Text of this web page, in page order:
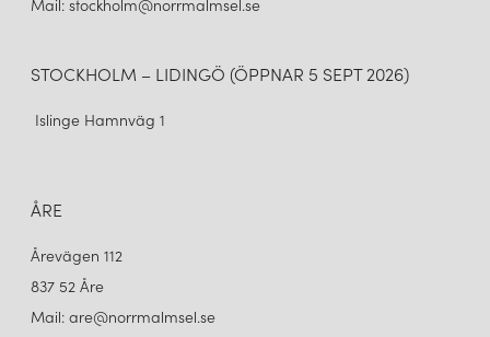
Mail: stockholm@norrmalmsel.se
STOCKHOLM – LIDINGÖ (ÖPPNAR 5 SEPT 2026)
Islinge Hamnväg 1
ÅRE
Årevägen 112
837 52 Åre
Mail: are@norrmalmsel.se